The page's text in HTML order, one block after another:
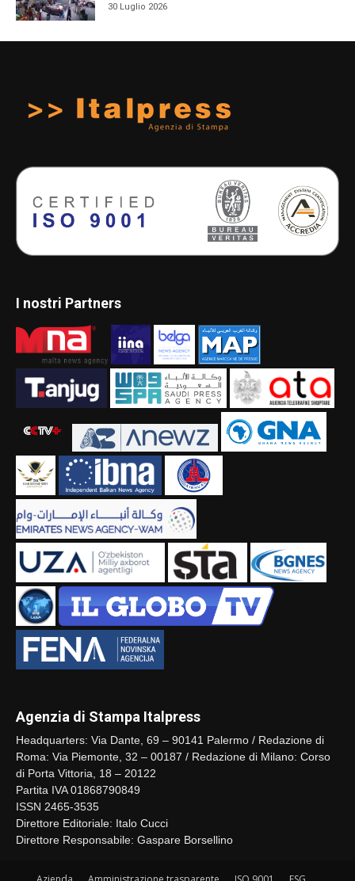
30 Luglio 2026
I nostri Partners
Agenzia di Stampa Italpress
Headquarters: Via Dante, 69 – 90141 Palermo / Redazione di
Roma: Via Piemonte, 32 – 00187 / Redazione di Milano: Corso
di Porta Vittoria, 18 – 20122
Partita IVA 01868790849
ISSN 2465-3535
Direttore Editoriale: Italo Cucci
Direttore Responsabile: Gaspare Borsellino